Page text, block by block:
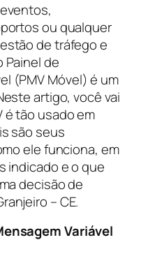
ou qualquer
de tráfego e
Painel de
(PMV Móvel) é um
artigo, você vai
é tão usado em
são seus
ele funciona, em
indicado e o que
decisão de
– CE.
Variável